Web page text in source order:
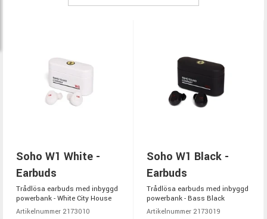
Soho W1 White -
Earbuds
Trådlösa earbuds med inbyggd
powerbank - White City House
Artikelnummer 2173010
Soho W1 Black -
Earbuds
Trådlösa earbuds med inbyggd
powerbank - Bass Black
Artikelnummer 2173019